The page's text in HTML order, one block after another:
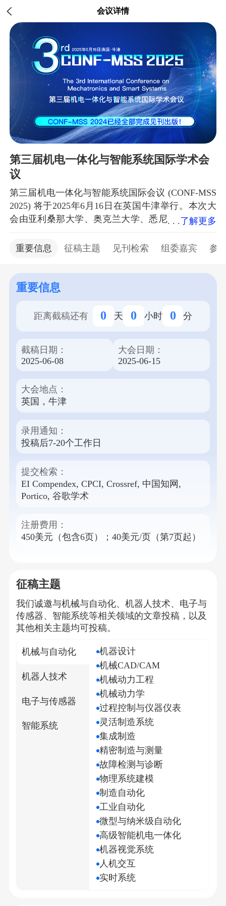
会议详情
第三届机电一体化与智能系统国际学术会
议
了解更多
第三届机电一体化与智能系统国际会议 (CONF-MSS
2025) 将于2025年6月16日在英国牛津举行。本次大
会由亚利桑那大学、奥克兰大学、悉尼
在为全球的研究人员、学者和从业人员提供一个分
关注机械与自动化、机器人学、电子与传感器、智
能系统等前沿领域。 本次大会分为线上线下两个会
Workshops供各位专家学者选择。大会汇聚全球顶尖
将发表在会议论文集上，并收录于EI Compendex、
CPCI、Crossref、CNKI、Portico和Google Scholar等
稿，参与本次盛会，共同探讨机械与自动化、机器
人学、电子与传感器、智能系统领域的最新进展。
重要信息 征稿主题 见刊检索 组委嘉宾 参
重要信息
距离截稿还有 0 天 0 小时 0 分
截稿日期：
2025-06-08
大会日期：
2025-06-15
大会地点：
英国，牛津
录用通知：
投稿后7-20个工作日
提交检索：
EI Compendex, CPCI, Crossref, 中国知网,
Portico, 谷歌学术
注册费用：
450美元（包含6页）；40美元/页（第7页起）
征稿主题
我们诚邀与机械与自动化、机器人技术、电子与
传感器、智能系统等相关领域的文章投稿，以及
其他相关主题均可投稿。
机械与自动化
机器人技术
电子与传感器
智能系统
机器设计
机械CAD/CAM
机械动力工程
机械动力学
过程控制与仪器仪表
灵活制造系统
集成制造
精密制造与测量
故障检测与诊断
物理系统建模
制造自动化
工业自动化
微型与纳米级自动化
高级智能机电一体化
机器视觉系统
人机交互
实时系统